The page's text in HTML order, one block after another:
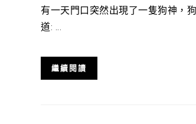
有一天門口突然出現了一隻狗神，
道: ...
繼續閱讀